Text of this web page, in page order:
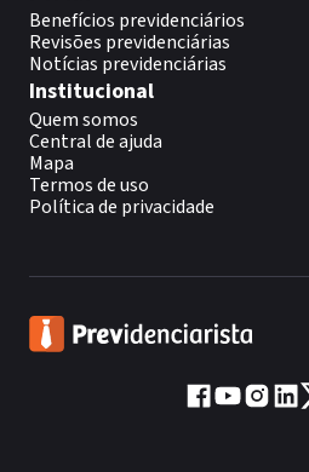
Benefícios previdenciários
Revisões previdenciárias
Notícias previdenciárias
Institucional
Quem somos
Central de ajuda
Mapa
Termos de uso
Política de privacidade